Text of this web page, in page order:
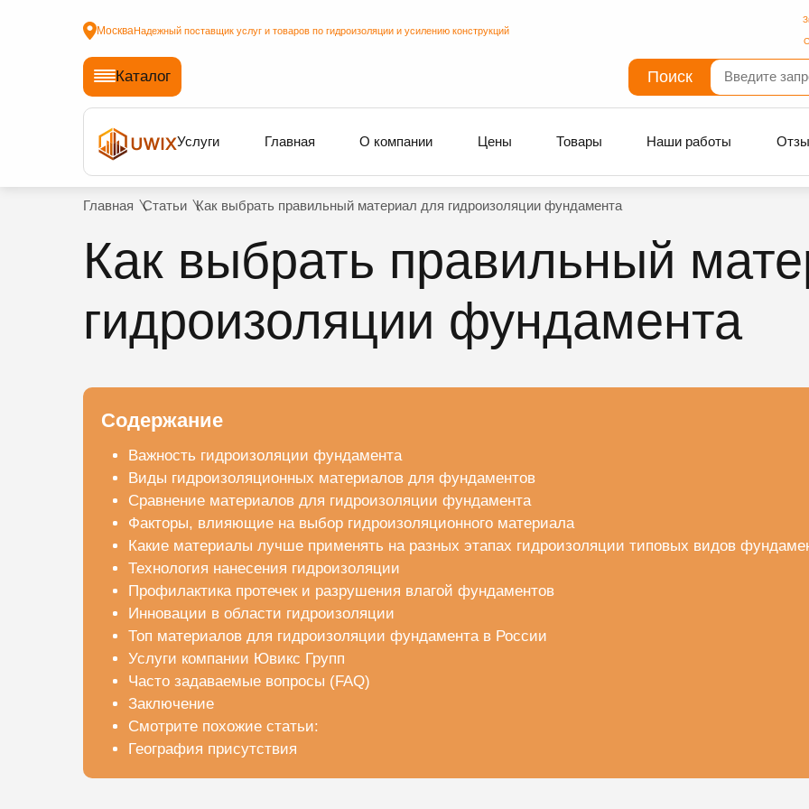
МоскваНадежный поставщик услуг и товаров по гидроизоляции и усилению конструкций
Каталог Поиск
Услуги Главная О компании Цены Товары Наши работы
Главная Статьи Как выбрать правильный материал для гидроизоляции фундамента
Как выбрать правильный
гидроизоляции фундамента
Содержание
Важность гидроизоляции фундамента
Виды гидроизоляционных материалов для фундаментов
Сравнение материалов для гидроизоляции фундамента
Факторы, влияющие на выбор гидроизоляционного материала
Какие материалы лучше применять на разных этапах гидроизоляции типовых видов
Технология нанесения гидроизоляции
Профилактика протечек и разрушения влагой фундаментов
Инновации в области гидроизоляции
Топ материалов для гидроизоляции фундамента в России
Услуги компании Ювикс Групп
Часто задаваемые вопросы (FAQ)
Заключение
Смотрите похожие статьи:
География присутствия